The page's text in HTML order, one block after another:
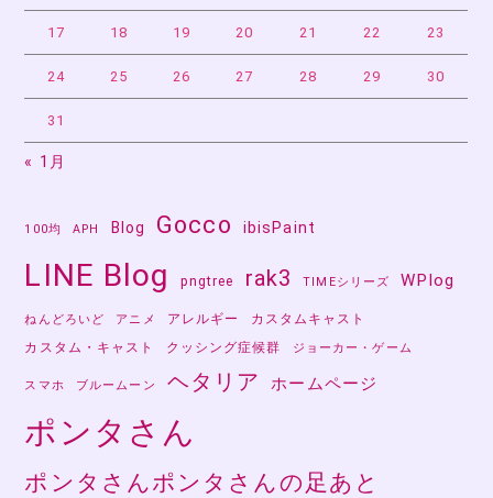
17 18 19 20 21 22 23
24 25 26 27 28 29 30
31
« 1月
100均 APH Blog Gocco ibisPaint
LINE Blog pngtree rak3 TIMEシリーズ WPlog
ねんどろいど アニメ アレルギー
カスタムキャスト
カスタム・キャスト
クッシング症候群 ジョーカー・ゲーム
スマホ ブルームーン ヘタリア ホームページ
ポンタさん
ポンタさんポンタさんの足あと